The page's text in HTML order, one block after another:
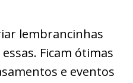
lembrancinhas
Ficam ótimas
e eventos